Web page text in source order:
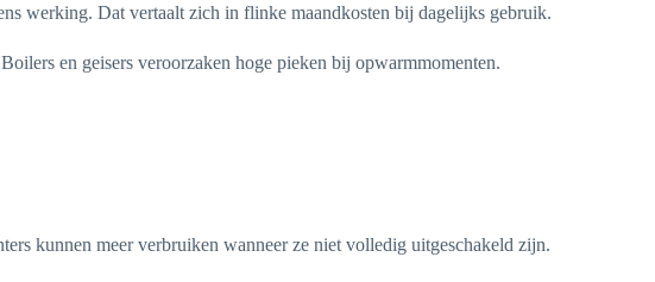
werking. Dat vertaalt zich in flinke maandkosten bij dagelijks gebruik.
en geisers veroorzaken hoge pieken bij opwarmmomenten.
kunnen meer verbruiken wanneer ze niet volledig uitgeschakeld zijn.